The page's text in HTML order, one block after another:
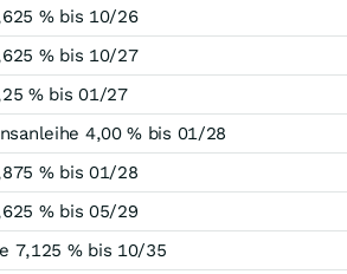
% bis 10/26
% bis 10/27
% bis 01/27
4,00 % bis 01/28
% bis 01/28
% bis 05/29
7,125 % bis 10/35